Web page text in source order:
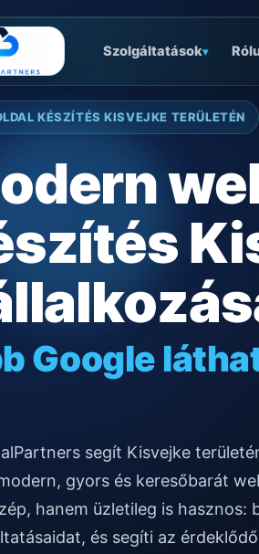
Szolgáltatások▾
KÉSZÍTÉS KISVEJKE TERÜLETÉN
Google
mobilos
segít Kisvejke
gyors és keresőbarát
hanem üzletileg is hasznos:
és segíti az